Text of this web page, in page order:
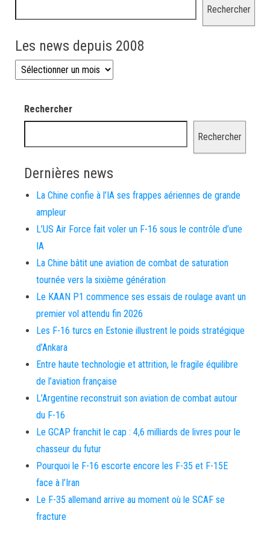
Rechercher
Les news depuis 2008
Les news depuis 2008
Rechercher
Rechercher
Dernières news
La Chine confie à l’IA ses frappes aériennes de grande
ampleur
L’US Air Force fait voler un F-16 sous le contrôle d’une
IA
La Chine bâtit une aviation de combat de saturation
tournée vers la sixième génération
Le KAAN P1 commence ses essais de roulage avant un
premier vol attendu fin 2026
Les F-16 turcs en Estonie illustrent le poids stratégique
d’Ankara
Entre haute technologie et attrition, le fragile équilibre
de l’aviation française
L’Argentine reconstruit son aviation de combat autour
du F-16
Le GCAP franchit le cap : 4,6 milliards de livres pour le
chasseur du futur
Pourquoi le F-16 escorte encore les F-35 et F-15E
face à l’Iran
Le F-35 allemand arrive au moment où le SCAF se
fracture